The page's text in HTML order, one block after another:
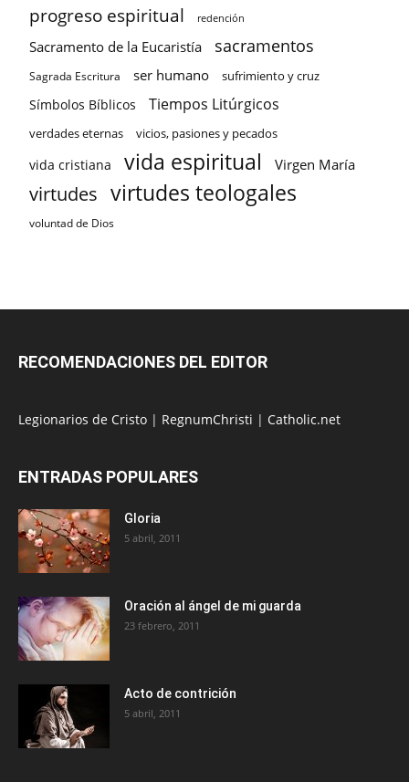
progreso espiritual redención
Sacramento de la Eucaristía sacramentos
Sagrada Escritura ser humano sufrimiento y cruz
Símbolos Bíblicos Tiempos Litúrgicos
verdades eternas vicios, pasiones y pecados
vida cristiana vida espiritual Virgen María
virtudes virtudes teologales
voluntad de Dios
RECOMENDACIONES DEL EDITOR
Legionarios de Cristo | RegnumChristi | Catholic.net
ENTRADAS POPULARES
Gloria
5 abril, 2011
Oración al ángel de mi guarda
23 febrero, 2011
Acto de contrición
5 abril, 2011